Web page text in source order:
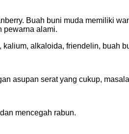
Buah buni muda memiliki
pewarna alami.
alkaloida, friendelin, buah
asupan serat yang cukup,
mencegah rabun.